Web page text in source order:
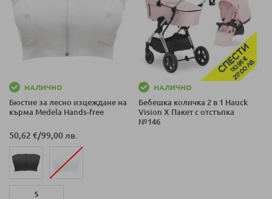
НАЛИЧНО
Бюстие за лесно изцеждане на
кърма Medela Hands-free
50,62 €/99,00 лв.
S
НАЛИЧНО
Бебешка количка 2 в 1 Hauck
Vision X Пакет с отстъпка
№146